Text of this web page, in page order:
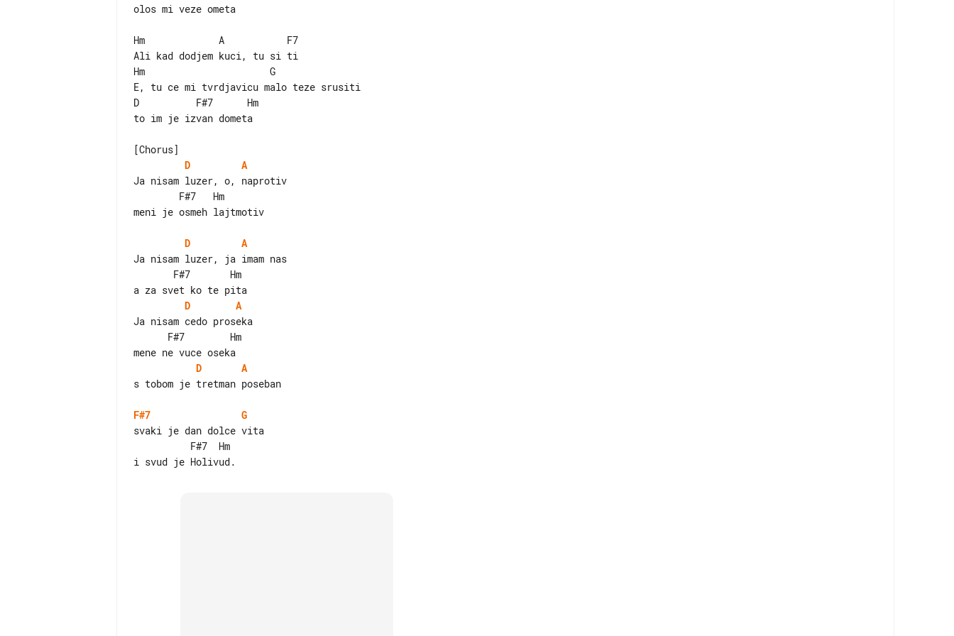
olos mi veze ometa
Hm             A           F7
Ali kad dodjem kuci, tu si ti
Hm                      G
E, tu ce mi tvrdjavicu malo teze srusiti
D          F#7      Hm
to im je izvan dometa
D
A
Ja nisam luzer, o, naprotiv
meni je osmeh lajtmotiv
D
A
Ja nisam luzer, ja imam nas
D
A
Ja nisam cedo proseka
D
A
s tobom je tretman poseban
F#7
G
svaki je dan dolce vita